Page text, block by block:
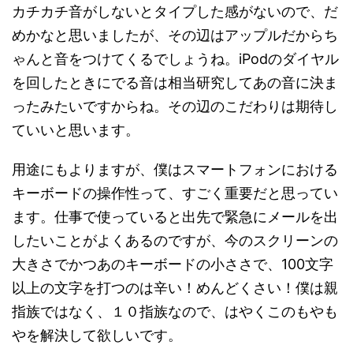
カチカチ音がしないとタイプした感がないので、だ
めかなと思いましたが、その辺はアップルだからち
ゃんと音をつけてくるでしょうね。iPodのダイヤル
を回したときにでる音は相当研究してあの音に決ま
ったみたいですからね。その辺のこだわりは期待し
ていいと思います。
用途にもよりますが、僕はスマートフォンにおける
キーボードの操作性って、すごく重要だと思ってい
ます。仕事で使っていると出先で緊急にメールを出
したいことがよくあるのですが、今のスクリーンの
大きさでかつあのキーボードの小ささで、100文字
以上の文字を打つのは辛い！めんどくさい！僕は親
指族ではなく、１０指族なので、はやくこのもやも
やを解決して欲しいです。